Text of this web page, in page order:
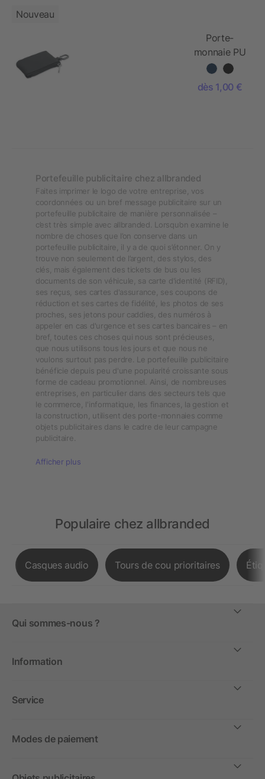
Nouveau
Porte-
monnaie PU
et
mousqueton
dès 1,00 €
Portefeuille publicitaire chez allbranded
Faites imprimer le logo de votre entreprise, vos
coordonnées ou un bref message publicitaire sur un
portefeuille publicitaire de manière personnalisée –
c’est très simple avec allbranded. Lorsqu’on examine le
nombre de choses que l’on conserve dans un
portefeuille publicitaire, il y a de quoi s’étonner. On y
trouve non seulement de l’argent, des stylos, des
clés, mais également des tickets de bus ou les
documents de son véhicule, sa carte d'identité (RFID),
ses reçus, ses cartes d'assurance, ses coupons de
réduction et ses cartes de fidélité, les photos de ses
proches, ses jetons pour caddies, des numéros à
appeler en cas d'urgence et ses cartes bancaires – en
bref, toutes ces choses qui nous sont précieuses,
que nous utilisons tous les jours et que nous ne
voulons surtout pas perdre. Le portefeuille publicitaire
bénéficie depuis peu d'une popularité croissante sous
forme de cadeau promotionnel. Ainsi, de nombreuses
entreprises, en particulier dans des secteurs tels que
le commerce, l'informatique, les finances, la gestion et
la construction, utilisent des porte-monnaies comme
objets publicitaires dans le cadre de leur campagne
publicitaire.
Afficher plus
Populaire chez allbranded
Casques audio Tours de cou prioritaires
Qui sommes-nous ?
Information
Service
Modes de paiement